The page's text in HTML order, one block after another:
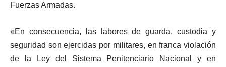
Fuerzas Armadas.
«En consecuencia, las labores de guarda, custodia y
seguridad son ejercidas por militares, en franca violación
de la Ley del Sistema Penitenciario Nacional y en